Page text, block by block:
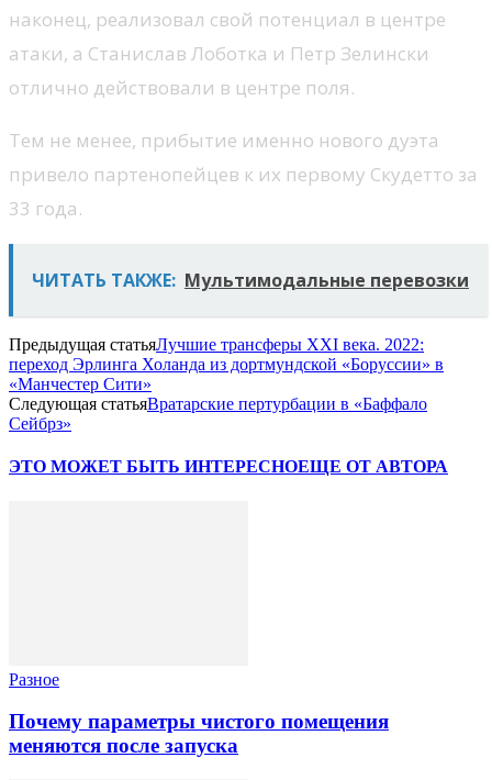
наконец, реализовал свой потенциал в центре
атаки, а Станислав Лоботка и Петр Зелински
отлично действовали в центре поля.
Тем не менее, прибытие именно нового дуэта
привело партенопейцев к их первому Скудетто за
33 года.
ЧИТАТЬ ТАКЖЕ: Мультимодальные перевозки
Предыдущая статьяЛучшие трансферы XXI века. 2022:
переход Эрлинга Холанда из дортмундской «Боруссии» в
«Манчестер Сити»
Следующая статьяВратарские пертурбации в «Баффало
Сейбрз»
ЭТО МОЖЕТ БЫТЬ ИНТЕРЕСНОЕЩЕ ОТ АВТОРА
Разное
Почему параметры чистого помещения
меняются после запуска